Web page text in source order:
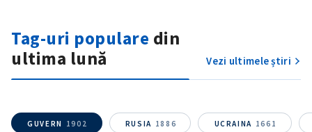
Tag-uri populare din
ultima lună
Vezi ultimele știri
GUVERN 1902 RUSIA 1886 UCRAINA 1661